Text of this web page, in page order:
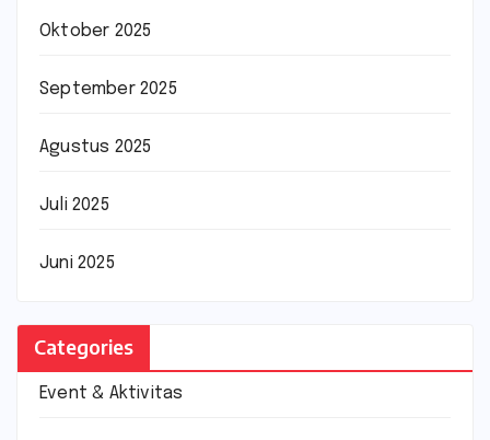
Oktober 2025
September 2025
Agustus 2025
Juli 2025
Juni 2025
Categories
Event & Aktivitas